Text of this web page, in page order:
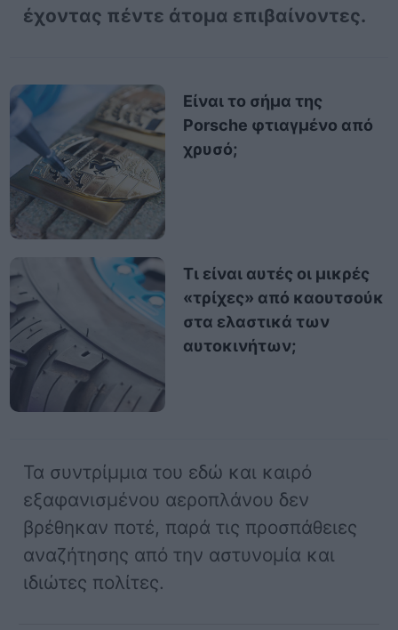
έχοντας πέντε άτομα επιβαίνοντες.
Είναι το σήμα της
Porsche φτιαγμένο από
χρυσό;
Τι είναι αυτές οι μικρές
«τρίχες» από καουτσούκ
στα ελαστικά των
αυτοκινήτων;
Τα συντρίμμια του εδώ και καιρό
εξαφανισμένου αεροπλάνου δεν
βρέθηκαν ποτέ, παρά τις προσπάθειες
αναζήτησης από την αστυνομία και
ιδιώτες πολίτες.